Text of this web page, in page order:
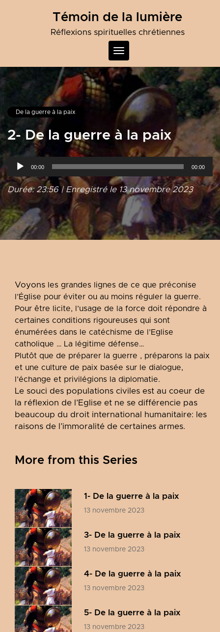
Témoin de la lumière
Réflexions spirituelles chrétiennes
Toggle
navigation
De la guerre à la paix
2- De la guerre à la paix
Lecteur
audio
00:00 00:00
Durée: 23:56| Enregistré le 13 novembre 2023
Voyons les grandes lignes de ce que préconise
l’Église pour éviter ou au moins réguler la guerre.
Pour être licite, l’usage de la force doit répondre à
certaines conditions rigoureuses qui sont
énumérées dans le catéchisme de l’Eglise
catholique … La légitime défense…
Plutôt que de préparer la guerre , préparons la paix
et une culture de paix basée sur le dialogue,
l’échange et privilégions la diplomatie.
Le souci des populations civiles est au coeur de
la réflexion de l’Eglise et ne se différencie pas
beaucoup du droit international humanitaire: les
raisons de l’immoralité de certaines armes.
More from this Series
1- De la guerre à la paix
13 novembre 2023
3- De la guerre à la paix
13 novembre 2023
4- De la guerre à la paix
13 novembre 2023
5- De la guerre à la paix
13 novembre 2023